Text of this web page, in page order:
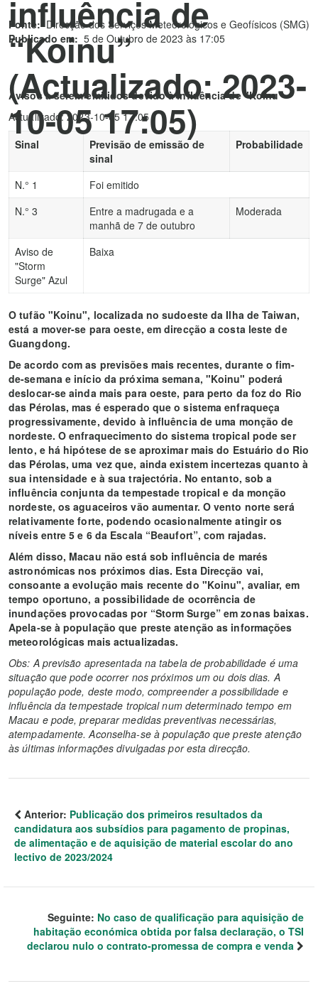
influência de
“Koinu”
(Actualizado: 2023-
10-05 17:05)
Fonte: Direcção dos Serviços Meteorológicos e Geofísicos (SMG)
Publicado em: 5 de Outubro de 2023 às 17:05
Avisos a serem emitidos devido à influência de "Koinu"
Actualizado: 2023-10-05 17:05
Sinal
Previsão de emissão de
sinal
Probabilidade
N.° 1
Foi emitido
N.° 3
Entre a madrugada e a
manhã de 7 de outubro
Moderada
Aviso de
"Storm
Surge" Azul
Baixa
O tufão "Koinu", localizada no sudoeste da Ilha de Taiwan,
está a mover-se para oeste, em direcção a costa leste de
Guangdong.
De acordo com as previsões mais recentes, durante o fim-
de-semana e início da próxima semana, "Koinu" poderá
deslocar-se ainda mais para oeste, para perto da foz do Rio
das Pérolas, mas é esperado que o sistema enfraqueça
progressivamente, devido à influência de uma monção de
nordeste. O enfraquecimento do sistema tropical pode ser
lento, e há hipótese de se aproximar mais do Estuário do Rio
das Pérolas, uma vez que, ainda existem incertezas quanto à
sua intensidade e à sua trajectória. No entanto, sob a
influência conjunta da tempestade tropical e da monção
nordeste, os aguaceiros vão aumentar. O vento norte será
relativamente forte, podendo ocasionalmente atingir os
níveis entre 5 e 6 da Escala “Beaufort”, com rajadas.
Além disso, Macau não está sob influência de marés
astronómicas nos próximos dias. Esta Direcção vai,
consoante a evolução mais recente do "Koinu", avaliar, em
tempo oportuno, a possibilidade de ocorrência de
inundações provocadas por “Storm Surge” em zonas baixas.
Apela-se à população que preste atenção as informações
meteorológicas mais actualizadas.
Obs: A previsão apresentada na tabela de probabilidade é uma
situação que pode ocorrer nos próximos um ou dois dias. A
população pode, deste modo, compreender a possibilidade e
influência da tempestade tropical num determinado tempo em
Macau e pode, preparar medidas preventivas necessárias,
atempadamente. Aconselha-se à população que preste atenção
às últimas informações divulgadas por esta direcção.
Anterior: Publicação dos primeiros resultados da
candidatura aos subsídios para pagamento de propinas,
de alimentação e de aquisição de material escolar do ano
lectivo de 2023/2024
Seguinte: No caso de qualificação para aquisição de
habitação económica obtida por falsa declaração, o TSI
declarou nulo o contrato-promessa de compra e venda